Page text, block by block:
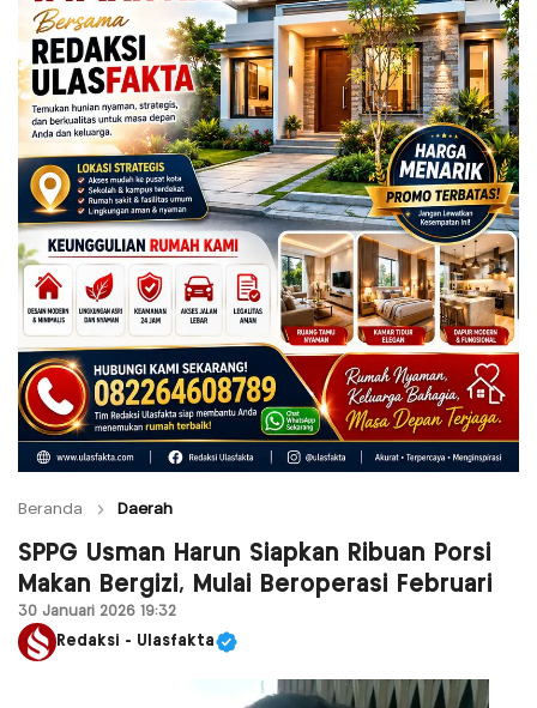
Beranda Daerah
SPPG Usman Harun Siapkan Ribuan Porsi
Makan Bergizi, Mulai Beroperasi Februari
30 Januari 2026 19:32
Redaksi - Ulasfakta